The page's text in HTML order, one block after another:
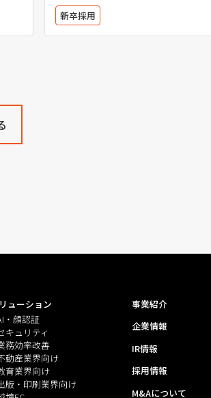
新卒採用
ューション
・顔認証
キュリティ
務効率改善
動産業界向け
育業界向け
版・印刷業界向け
事業紹介
企業情報
IR情報
採用情報
M&Aについて